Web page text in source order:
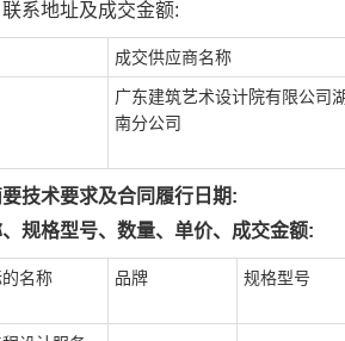
系地址及成交金额:
成交供应商名称
广东建筑艺术设计院有限公司湖
南分公司
技术要求及合同履行日期:
规格型号、数量、单价、成交金额:
名称 品牌 规格型号